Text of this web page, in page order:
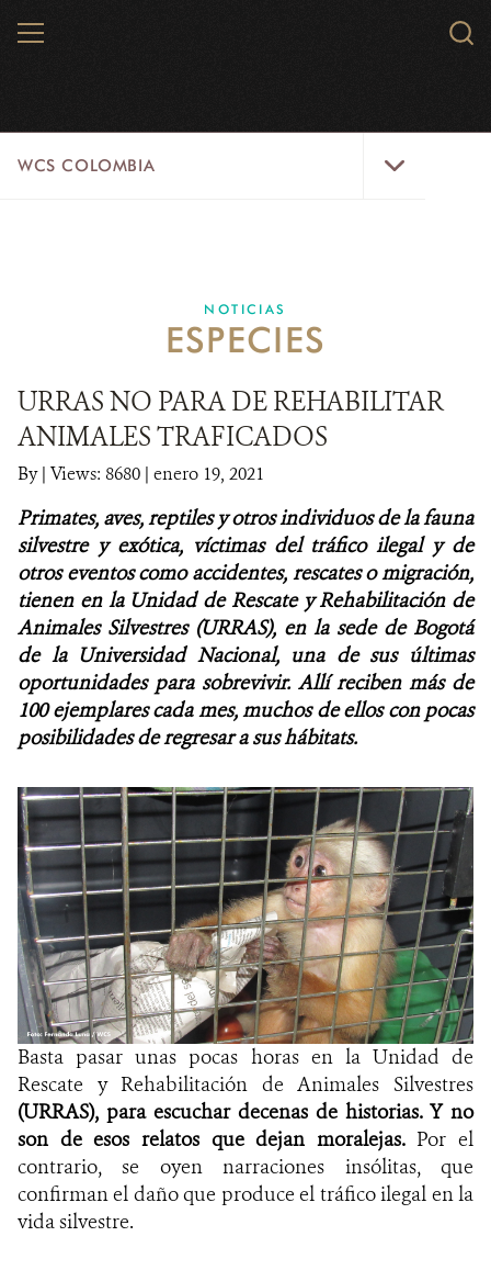
MENU
WCS COLOMBIA
EJES ESTRATÉGICOS
LÍNEAS DE ACCIÓN
MICROSITIOS
NOTICIAS
WCS VISUAL
PUBLICACIONES
ALIADOS Y ALIANZAS
COBERTURA EN MEDIOS DE COMUNICACIÓN
INFORME ANUAL WCS
MECANISMO DE ATENCIÓN DE QUEJAS Y RECLAMOS
DONA
NOTICIAS
ESPECIES
URRAS NO PARA DE REHABILITAR
ANIMALES TRAFICADOS
By| Views: 8680 | enero 19, 2021
Primates, aves, reptiles y otros individuos de la fauna
silvestre y exótica, víctimas del tráfico ilegal y de
otros eventos como accidentes, rescates o migración,
tienen en la Unidad de Rescate y Rehabilitación de
Animales Silvestres (URRAS), en la sede de Bogotá
de la Universidad Nacional, una de sus últimas
oportunidades para sobrevivir. Allí reciben más de
100 ejemplares cada mes, muchos de ellos con pocas
posibilidades de regresar a sus hábitats.
Basta pasar unas pocas horas en la Unidad de
Rescate y Rehabilitación de Animales Silvestres
(URRAS), para escuchar decenas de historias. Y no
son de esos relatos que dejan moralejas.Por el
contrario, se oyen narraciones insólitas, que
confirman el daño que produce el tráfico ilegal en la
vida silvestre.